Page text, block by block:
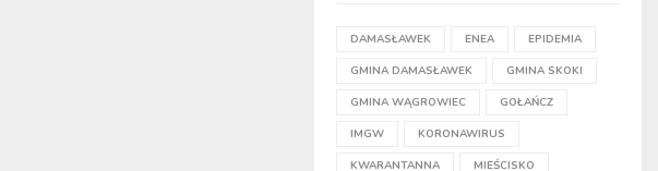
DAMASŁAWEK ENEA EPIDEMIA
GMINA DAMASŁAWEK GMINA SKOKI
GMINA WĄGROWIEC GOŁAŃCZ
IMGW KORONAWIRUS
KWARANTANNA MIEŚCISKO